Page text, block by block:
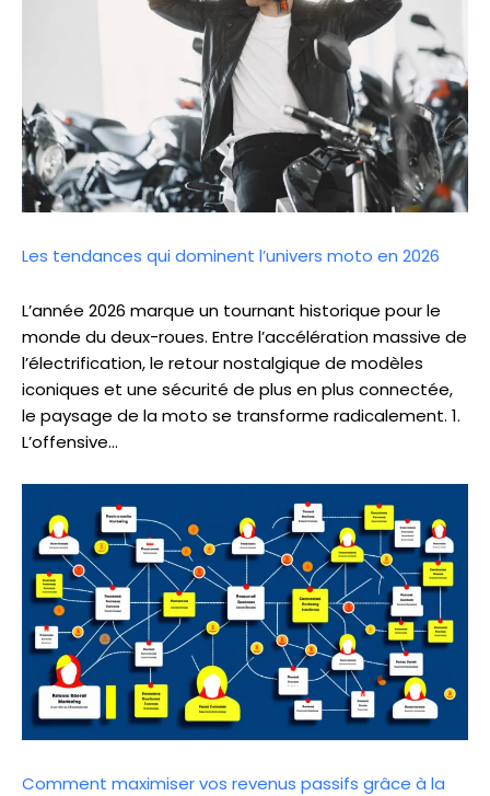
Les tendances qui dominent l’univers moto en 2026
L’année 2026 marque un tournant historique pour le
monde du deux-roues. Entre l’accélération massive de
l’électrification, le retour nostalgique de modèles
iconiques et une sécurité de plus en plus connectée,
le paysage de la moto se transforme radicalement. 1.
L’offensive…
Comment maximiser vos revenus passifs grâce à la